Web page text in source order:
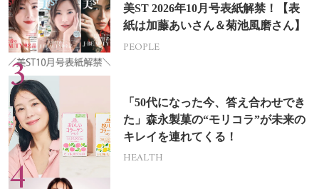
美ST 2026年10月号表紙解禁！【表
紙は加藤あいさん＆菊池風磨さん】
PEOPLE
「50代になった今、答え合わせでき
た」森永製菓の“モリコラ”が未来の
キレイを連れてくる！
HEALTH